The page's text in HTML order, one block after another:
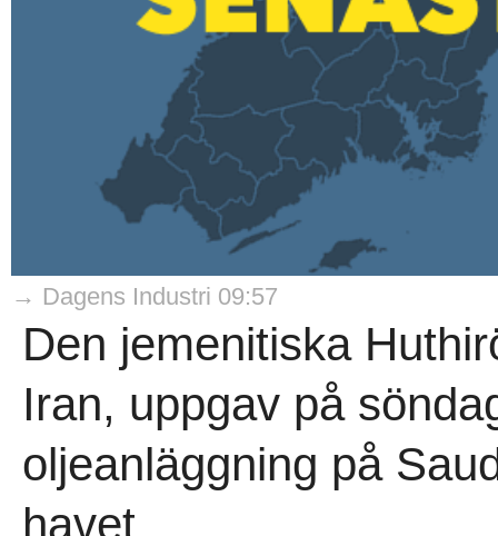
→ Dagens Industri 09:57
Den jemenitiska
Iran, uppgav på
oljeanläggning på
havet...